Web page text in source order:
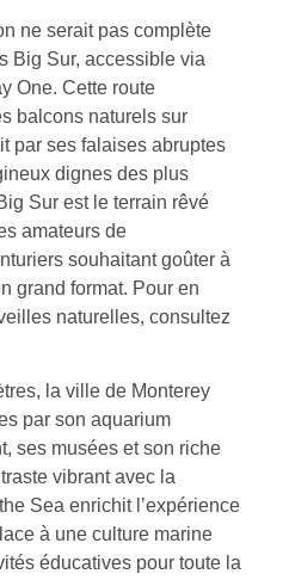
ne serait pas complète
Big Sur, accessible via
One. Cette route
balcons naturels sur
par ses falaises abruptes
dignes des plus
Sur est le terrain rêvé
amateurs de
souhaitant goûter à
grand format. Pour en
naturelles, consultez
la ville de Monterey
par son aquarium
ses musées et son riche
vibrant avec la
Sea enrichit l’expérience
à une culture marine
éducatives pour toute la